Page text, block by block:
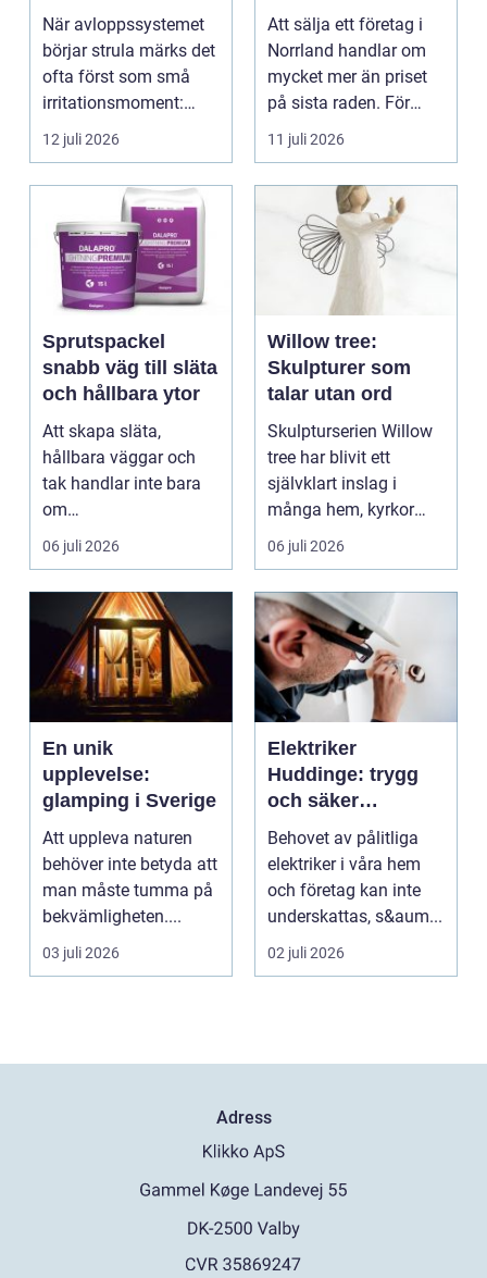
stopp och
vattenskador i
fastigheten
När avloppssystemet
börjar strula märks det
ofta först som små
irritationsmoment:
långsam avrinning ...
12 juli 2026
lönsam affär
Att sälja ett företag i
Norrland handlar om
mycket mer än priset
på sista raden. För
många entrepren...
11 juli 2026
Sprutspackel
snabb väg till släta
och hållbara ytor
Att skapa släta,
hållbara väggar och
tak handlar inte bara
om
hantverksskicklighet.
Valet av materia...
06 juli 2026
Willow tree:
Skulpturer som
talar utan ord
Skulpturserien Willow
tree har blivit ett
självklart inslag i
många hem, kyrkor
och kapel...
06 juli 2026
En unik
upplevelse:
glamping i Sverige
Att uppleva naturen
behöver inte betyda att
man måste tumma på
bekvämligheten....
03 juli 2026
Elektriker
Huddinge: trygg
och säker
elinstallation
Behovet av pålitliga
elektriker i våra hem
och företag kan inte
underskattas, s&aum...
02 juli 2026
Adress